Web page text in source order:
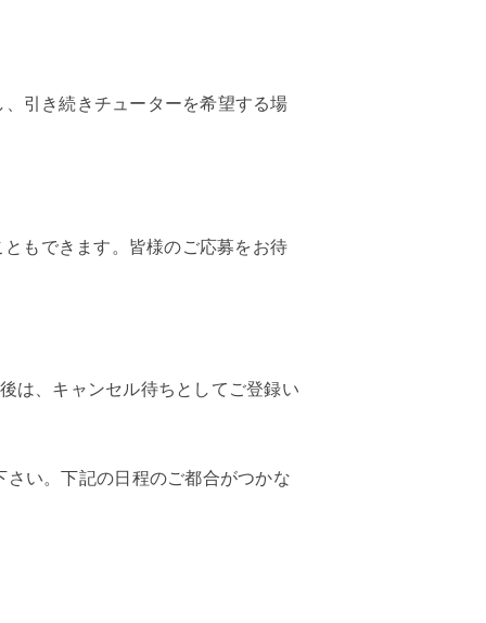
引き続きチューターを希望する場
もできます。皆様のご応募をお待
は、キャンセル待ちとしてご登録い
い。下記の日程のご都合がつかな